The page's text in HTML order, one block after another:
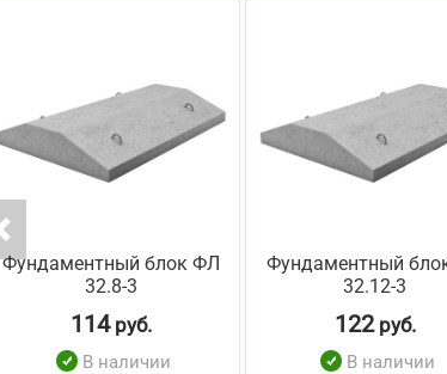
Фундаментный блок ФЛ
32.8-3
114руб.
В наличии
Фундаментный
32.12-3
122руб.
В наличии